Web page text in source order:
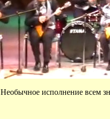
Необычное исполнение всем